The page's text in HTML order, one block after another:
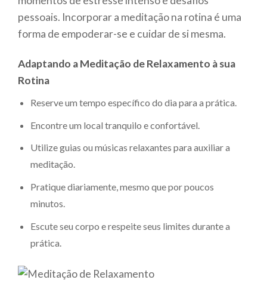
pessoais. Incorporar a meditação na rotina é uma
forma de empoderar-se e cuidar de si mesma.
Adaptando a Meditação de Relaxamento à sua
Rotina
Reserve um tempo específico do dia para a prática.
Encontre um local tranquilo e confortável.
Utilize guias ou músicas relaxantes para auxiliar a
meditação.
Pratique diariamente, mesmo que por poucos
minutos.
Escute seu corpo e respeite seus limites durante a
prática.